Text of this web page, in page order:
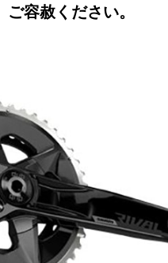
ご容赦ください。